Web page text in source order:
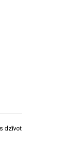
dzīvot